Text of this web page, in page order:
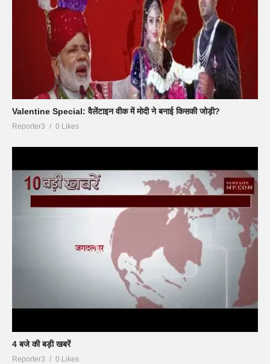
Valentine Special: वैलेंटाइन वीक में मोदी ने बनाई किसकी जोड़ी?
Reporter3 0 Likes
4 बजे की बड़ी खबरें
Reporter3 0 Likes